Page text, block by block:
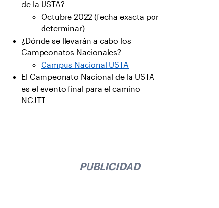
de la USTA?
Octubre 2022 (fecha exacta por
determinar)
¿Dónde se llevarán a cabo los
Campeonatos Nacionales?
Campus Nacional USTA
El Campeonato Nacional de la USTA
es el evento final para el camino
NCJTT
PUBLICIDAD